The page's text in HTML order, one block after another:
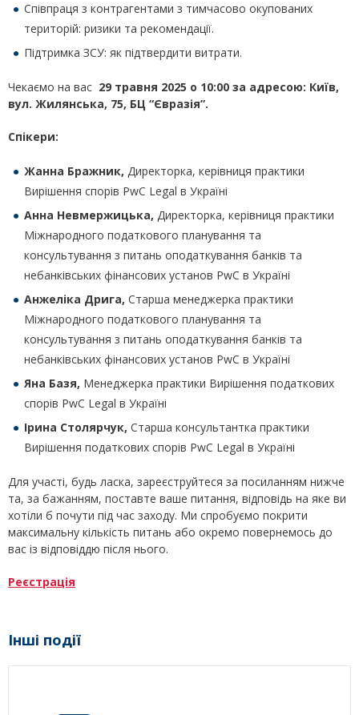
Співпраця з контрагентами з тимчасово окупованих
територій: ризики та рекомендації.
Підтримка ЗСУ: як підтвердити витрати.
Чекаємо на вас 29 травня 2025 о 10:00 за адресою: Київ,
вул. Жилянська, 75, БЦ “Євразія”.
Спікери:
Жанна Бражник, Директорка, керівниця практики
Вирішення спорів PwC Legal в Україні
Анна Невмержицька, Директорка, керівниця практики
Міжнародного податкового планування та
консультування з питань оподаткування банків та
небанківських фінансових установ PwC в Україні
Анжеліка Дрига, Старша менеджерка практики
Міжнародного податкового планування та
консультування з питань оподаткування банків та
небанківських фінансових установ PwC в Україні
Яна Базя, Менеджерка практики Вирішення податкових
спорів PwC Legal в Україні
Ірина Столярчук, Старша консультантка практики
Вирішення податкових спорів PwC Legal в Україні
Для участі, будь ласка, зареєструйтеся за посиланням нижче
та, за бажанням, поставте ваше питання, відповідь на яке ви
хотіли б почути під час заходу. Ми спробуємо покрити
максимальну кількість питань або окремо повернемось до
вас із відповіддю після нього.
Реєстрація
Інші події